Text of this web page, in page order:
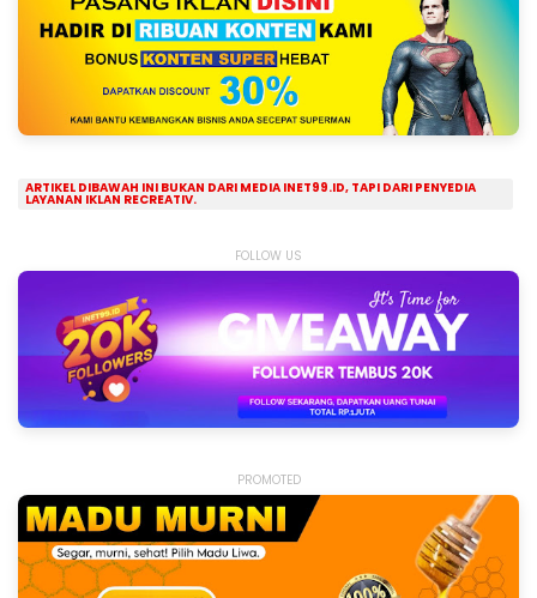
ARTIKEL DIBAWAH INI BUKAN DARI MEDIA INET99.ID, TAPI DARI PENYEDIA
LAYANAN IKLAN RECREATIV.
FOLLOW US
PROMOTED